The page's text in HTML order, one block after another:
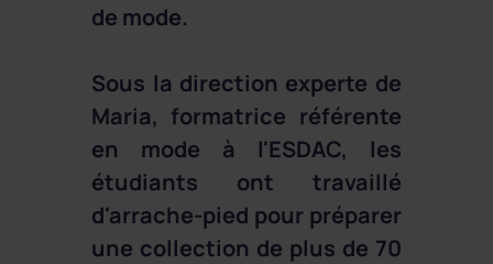
de mode.
Sous la direction experte de
Maria, formatrice référente
en mode à l'ESDAC, les
étudiants ont travaillé
d'arrache-pied pour préparer
une collection de plus de 70